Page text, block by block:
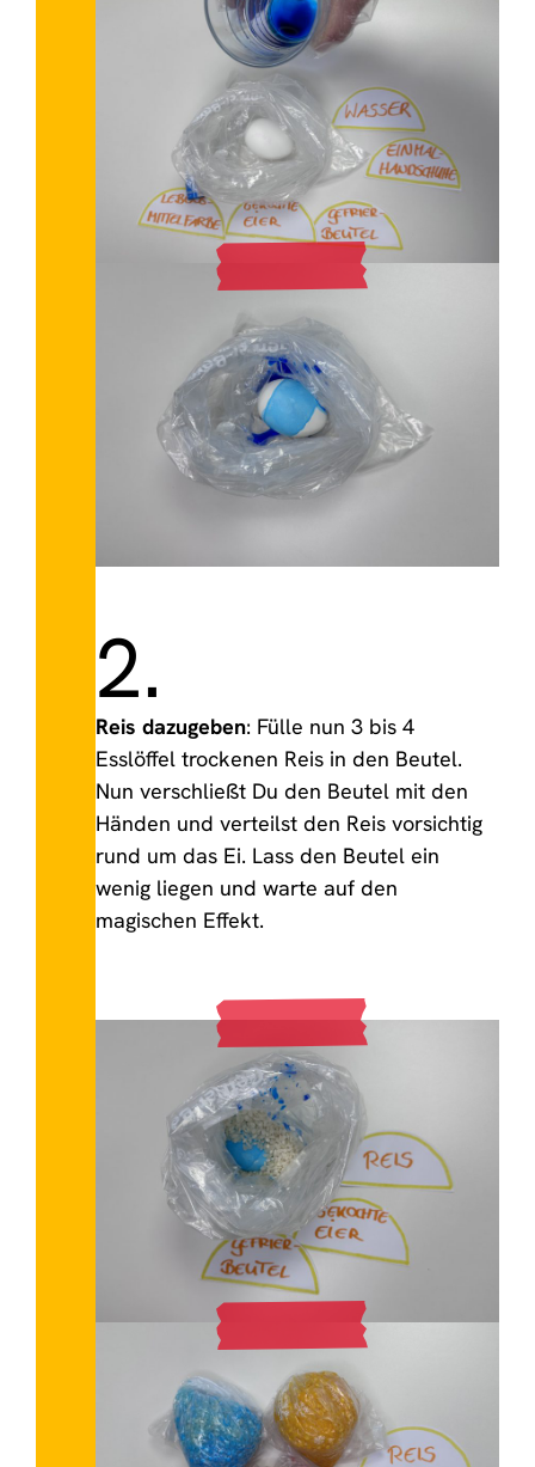
2.
Reis dazugeben: Fülle nun 3 bis 4
Esslöffel trockenen Reis in den Beutel.
Nun verschließt Du den Beutel mit den
Händen und verteilst den Reis vorsichtig
rund um das Ei. Lass den Beutel ein
wenig liegen und warte auf den
magischen Effekt.